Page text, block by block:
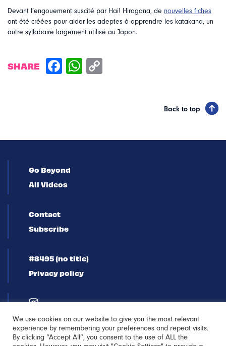
Devant l’engouement suscité par Hai! Hiragana, de nouvelles fiches
ont été créées pour aider les adeptes à apprendre les katakana, un
autre syllabaire largement utilisé au Japon.
SHARE
Back to top
Go Beyond
All Videos
Contact
Subscribe
#8495 (no title)
Privacy policy
We use cookies on our website to give you the most relevant
experience by remembering your preferences and repeat visits.
By clicking “Accept All”, you consent to the use of ALL the